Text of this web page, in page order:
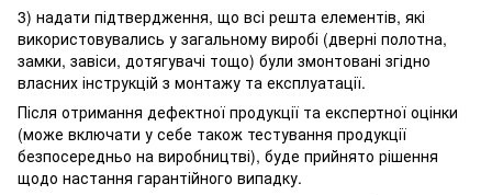
3) надати підтвердження, що всі решта елементів, які
використовувались у загальному виробі (дверні полотна,
замки, завіси, дотягувачі тощо) були змонтовані згідно
власних інструкцій з монтажу та експлуатації.
Після отримання дефектної продукції та експертної оцінки
(може включати у себе також тестування продукції
безпосередньо на виробництві), буде прийнято рішення
щодо настання гарантійного випадку.